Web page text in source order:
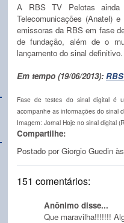
A RBS TV Pelotas ainda
Telecomunicações (Anatel)
emissoras da RBS em fase
de fundação, além de o
lançamento do sinal definitivo.
Em tempo (19/06/2013):
Fase de testes do sinal digital é
acompanhe as informações do sinal
Imagem: Jornal Hoje no sinal digital
Compartilhe:
Postado porGiorgio Guedin às
151 comentários:
Anônimo disse...
Que maravilha!!!!!!!